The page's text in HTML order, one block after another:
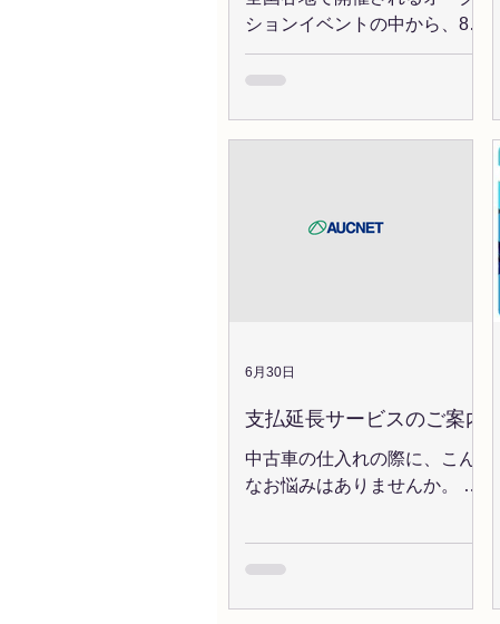
ションイベントの中から、8月
のおすすめイベントを厳選！
いずれもビックイベントで
竿灯まつり記念」 8/20(木)
わせ ヘルプデスク(9:30～
支払延長サービスのご案内
中古車の仕入れの際に、こん
なお悩みはありませんか。 も
い。 支払いが重なるタイミン
グで自己資金に余裕を持ちた
6月30日